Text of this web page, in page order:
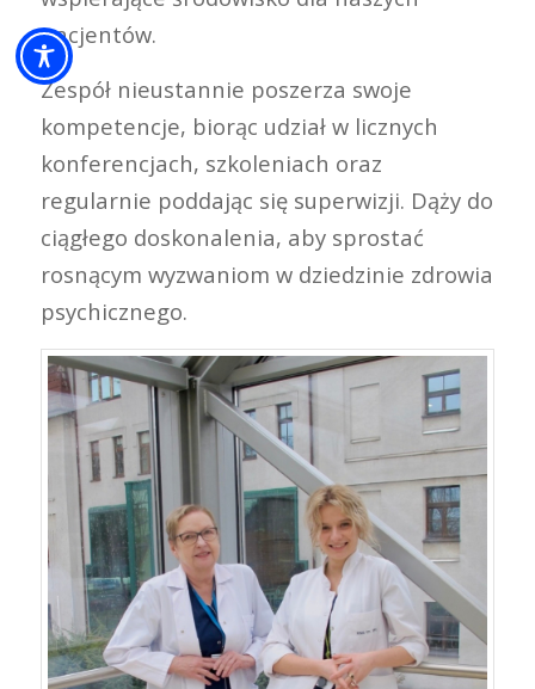
pacjentów.
Zespół nieustannie poszerza swoje
kompetencje, biorąc udział w licznych
konferencjach, szkoleniach oraz
regularnie poddając się superwizji. Dąży do
ciągłego doskonalenia, aby sprostać
rosnącym wyzwaniom w dziedzinie zdrowia
psychicznego.